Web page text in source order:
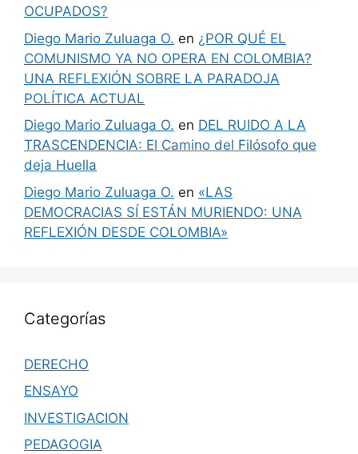
OCUPADOS?
Diego Mario Zuluaga O. en ¿POR QUÉ EL
COMUNISMO YA NO OPERA EN COLOMBIA?
UNA REFLEXIÓN SOBRE LA PARADOJA
POLÍTICA ACTUAL
Diego Mario Zuluaga O. en DEL RUIDO A LA
TRASCENDENCIA: El Camino del Filósofo que
deja Huella
Diego Mario Zuluaga O. en «LAS
DEMOCRACIAS SÍ ESTÁN MURIENDO: UNA
REFLEXIÓN DESDE COLOMBIA»
Categorías
DERECHO
ENSAYO
INVESTIGACION
PEDAGOGIA